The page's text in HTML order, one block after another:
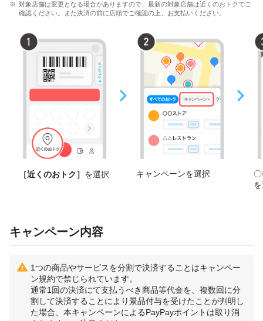
対象店舗は変更となる場合がありますので、最新の対象店舗は近くのおトクでご
確認ください。また決済の前に店頭でご確認の上、お支払いください。
［近くのおトク］ を選択 キャンペーンを選択
キャンペーン内容
1つの商品やサービスを分割で決済することはキャンペー
ン規約で禁じられています。
通常1回の決済にて支払うべき商品等代金を、複数回に分
割して決済することにより景品付与を受けたことが判明し
た場合、本キャンペーンによるPayPayポイントは取り消